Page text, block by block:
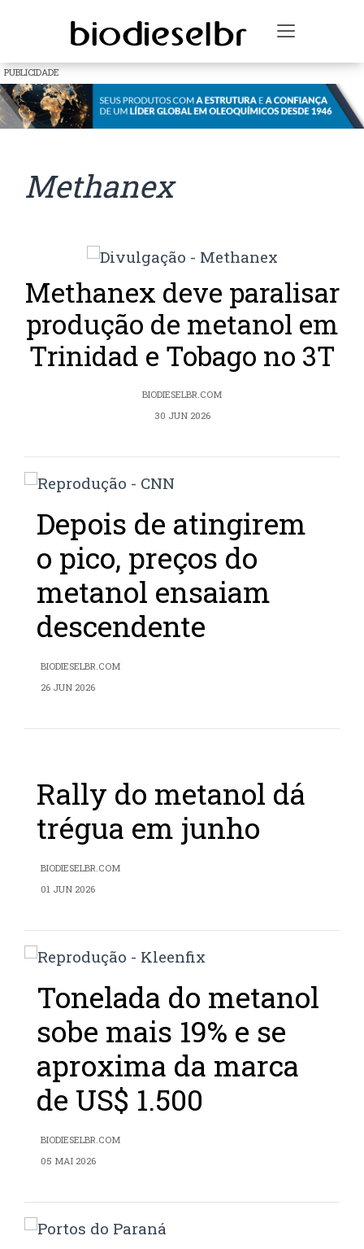
Toggle
PUBLICIDADE
Methanex
Methanex deve paralisar
produção de metanol em
Trinidad e Tobago no 3T
BIODIESELBR.COM
30 JUN 2026
Depois de atingirem
o pico, preços do
metanol ensaiam
descendente
BIODIESELBR.COM
26 JUN 2026
Rally do metanol dá
trégua em junho
BIODIESELBR.COM
01 JUN 2026
Tonelada do metanol
sobe mais 19% e se
aproxima da marca
de US$ 1.500
BIODIESELBR.COM
05 MAI 2026